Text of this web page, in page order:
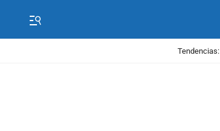
Tendencias: